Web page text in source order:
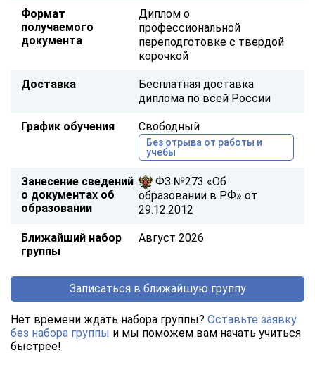
Формат
получаемого
документа
Диплом о
профессиональной
переподготовке с твердой
корочкой
Доставка
Бесплатная доставка
диплома по всей России
График обучения Свободный
Без отрыва от работы и
учебы
Занесение сведений
о документах об
образовании
ФЗ №273 «Об
образовании в РФ» от
29.12.2012
Ближайший набор
группы
Август 2026
Записаться в ближайшую группу
Нет времени ждать набора группы? Оставьте заявку
без набора группы и мы поможем вам начать учиться
быстрее!